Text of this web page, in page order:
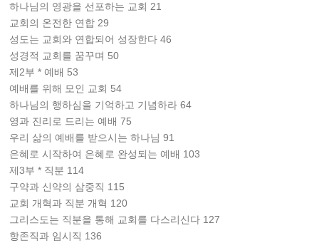
하나님의 영광을 선포하는 교회 21
교회의 온전한 연합 29
성도는 교회와 연합되어 성장한다 46
성경적 교회를 꿈꾸며 50
제2부 * 예배 53
예배를 위해 모인 교회 54
하나님의 행하심을 기억하고 기념하라 64
영과 진리로 드리는 예배 75
우리 삶의 예배를 받으시는 하나님 91
은혜로 시작하여 은혜로 완성되는 예배 103
제3부 * 직분 114
구약과 신약의 삼중직 115
교회 개혁과 직분 개혁 120
그리스도는 직분을 통해 교회를 다스리신다 127
항존직과 임시직 136